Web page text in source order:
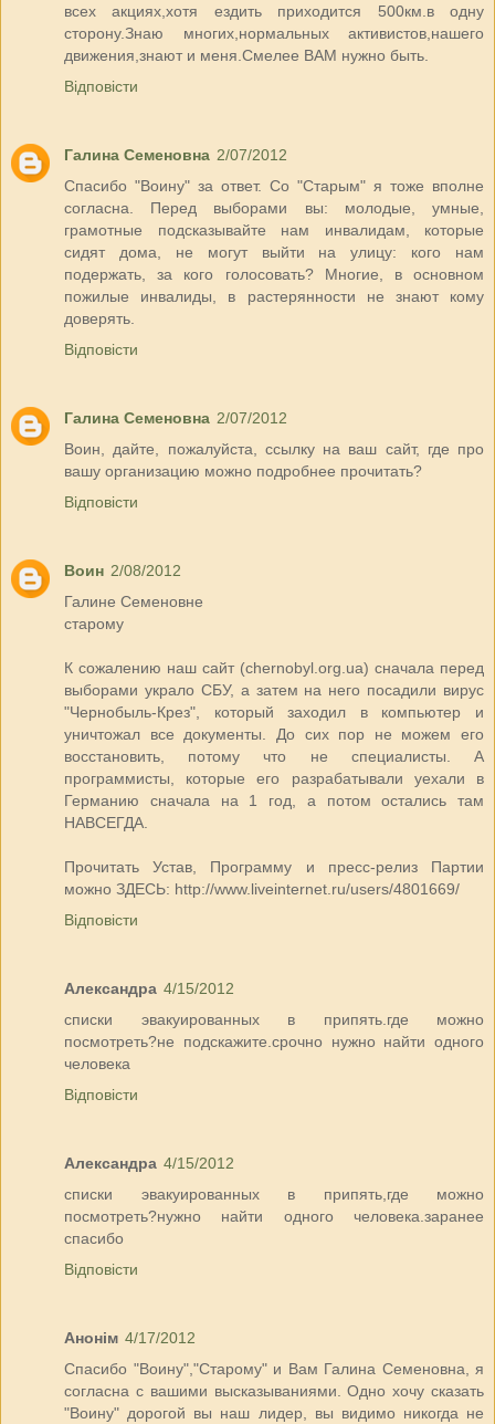
всех акциях,хотя ездить приходится 500км.в одну
сторону.Знаю многих,нормальных активистов,нашего
движения,знают и меня.Смелее ВАМ нужно быть.
Відповісти
Галина Семеновна 2/07/2012
Спасибо "Воину" за ответ. Со "Старым" я тоже вполне
согласна. Перед выборами вы: молодые, умные,
грамотные подсказывайте нам инвалидам, которые
сидят дома, не могут выйти на улицу: кого нам
подержать, за кого голосовать? Многие, в основном
пожилые инвалиды, в растерянности не знают кому
доверять.
Відповісти
Галина Семеновна 2/07/2012
Воин, дайте, пожалуйста, ссылку на ваш сайт, где про
вашу организацию можно подробнее прочитать?
Відповісти
Воин 2/08/2012
Галине Семеновне
старому
К сожалению наш сайт (chernobyl.org.ua) сначала перед
выборами украло СБУ, а затем на него посадили вирус
"Чернобыль-Крез", который заходил в компьютер и
уничтожал все документы. До сих пор не можем его
восстановить, потому что не специалисты. А
программисты, которые его разрабатывали уехали в
Германию сначала на 1 год, а потом остались там
НАВСЕГДА.
Прочитать Устав, Программу и пресс-релиз Партии
можно ЗДЕСЬ: http://www.liveinternet.ru/users/4801669/
Відповісти
Александра 4/15/2012
списки эвакуированных в припять.где можно
посмотреть?не подскажите.срочно нужно найти одного
человека
Відповісти
Александра 4/15/2012
списки эвакуированных в припять,где можно
посмотреть?нужно найти одного человека.заранее
спасибо
Відповісти
Анонім 4/17/2012
Спасибо "Воину","Старому" и Вам Галина Семеновна, я
согласна с вашими высказываниями. Одно хочу сказать
"Воину" дорогой вы наш лидер, вы видимо никогда не